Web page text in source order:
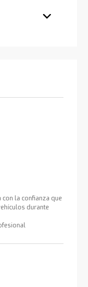
con la confianza que
durante